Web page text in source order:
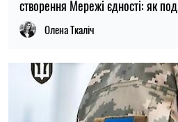
11:59, 07.08.2026
отримати виплату на соціально-
Ірина Де Люсто